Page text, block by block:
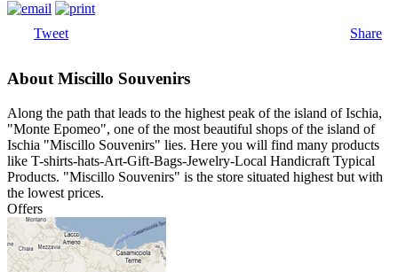
Tweet Share
About Miscillo Souvenirs
Along the path that leads to the highest peak of the island of Ischia,
"Monte Epomeo", one of the most beautiful shops of the island of
Ischia "Miscillo Souvenirs" lies. Here you will find many products
like T-shirts-hats-Art-Gift-Bags-Jewelry-Local Handicraft Typical
Products. "Miscillo Souvenirs" is the store situated highest but with
the lowest prices.
Offers